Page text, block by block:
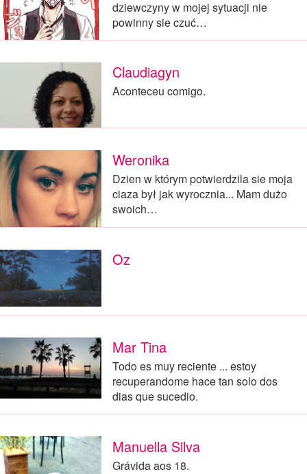
dziewczyny w mojej sytuacji nie
powinny sie czuć…
Claudiagyn
Aconteceu comigo.
Weronika
Dzien w którym potwierdzila sie moja
ciaza był jak wyrocznia... Mam dużo
swoich…
Oz
Mar Tina
Todo es muy reciente ... estoy
recuperandome hace tan solo dos
dias que sucedio.
Manuella Silva
Grávida aos 18.